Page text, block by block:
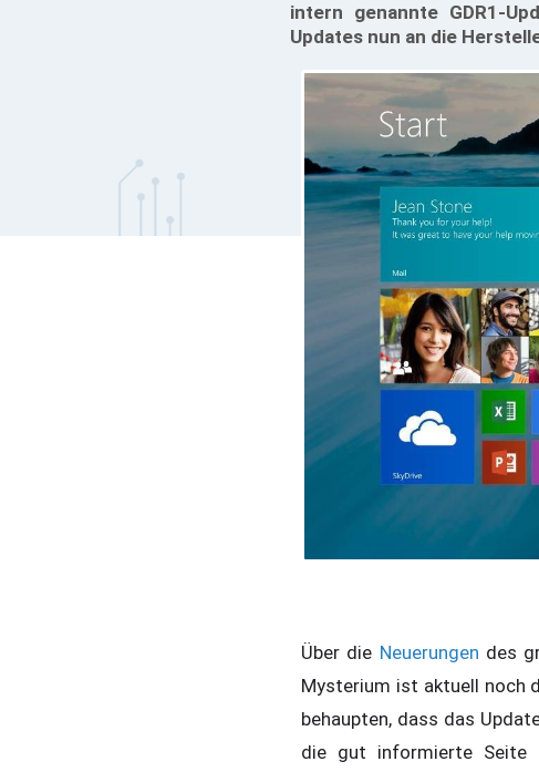
intern genannte GDR1-
Updates nun an die
Über die Neuerungen des
Mysterium ist aktuell noch
behaupten, dass das
die gut informierte Seite